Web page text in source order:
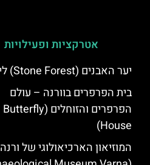
אטרקציות ופעילויות
יער האבנים (Stone Forest) ליד ורנה
בית הפרפרים בוורנה – עולם
הפרפרים והזוחלים (Butterfly
House)
המוזיאון הארכיאולוגי של ורנה